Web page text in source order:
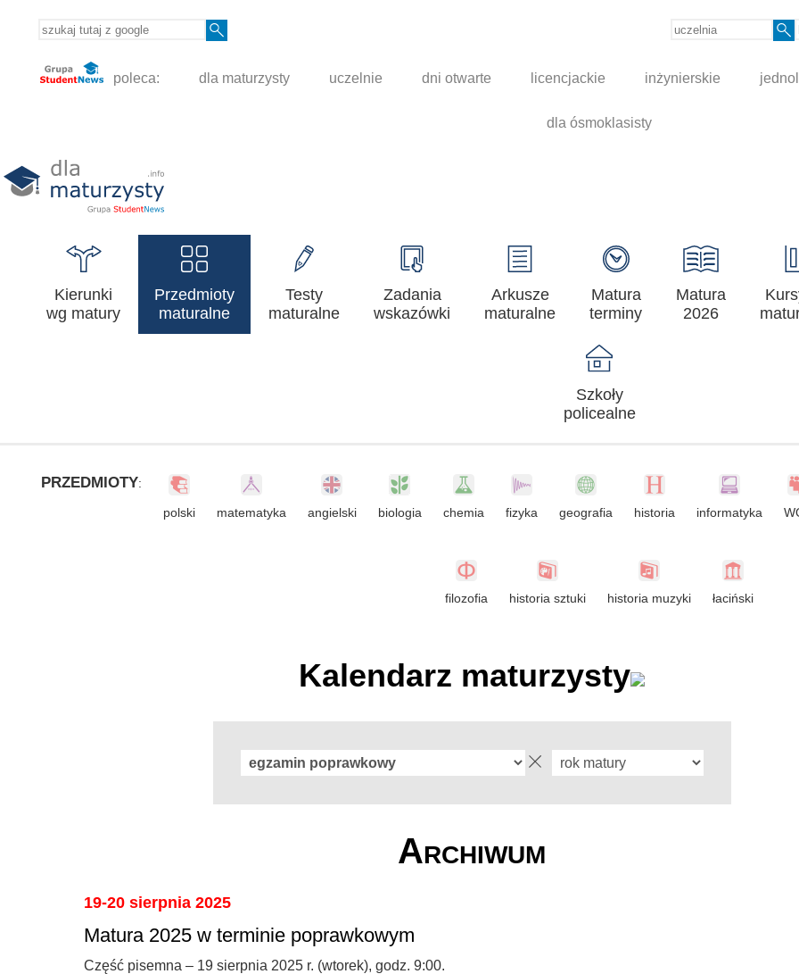
poleca: dla maturzysty uczelnie dni otwarte licencjackie inżynierskie
dla ósmoklasisty
Kierunki
wg matury
Przedmioty
maturalne
Testy
maturalne
Zadania
wskazówki
Arkusze
maturalne
Matura
terminy
Matura
2026
Szkoły
policealne
PRZEDMIOTY:
polski matematyka angielski biologia chemia fizyka geografia historia informatyka
filozofia historia sztuki historia muzyki łaciński
Kalendarz maturzysty
Archiwum
19-20 sierpnia 2025
Matura 2025 w terminie poprawkowym
Część pisemna – 19 sierpnia 2025 r. (wtorek), godz. 9:00.